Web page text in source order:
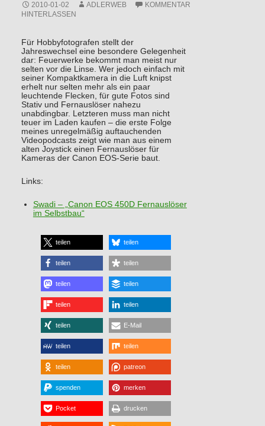
2010-01-02 ADLERWEB
KOMMENTAR
HINTERLASSEN
Für Hobbyfotografen stellt der
Jahreswechsel eine besondere Gelegenheit
dar: Feuerwerke bekommt man meist nur
selten vor die Linse. Wer jedoch einfach mit
seiner Kompaktkamera in die Luft knipst
erhelt nur selten mehr als ein paar
leuchtende Flecken, für gute Fotos sind
Stativ und Fernauslöser nahezu
unabdingbar. Letzteren muss man nicht
teuer im Laden kaufen – die erste Folge
meines unregelmäßig auftauchenden
Videopodcasts zeigt wie man aus einem
alten Joystick einen Fernauslöser für
Kameras der Canon EOS-Serie baut.
Links:
Swadi – „Canon EOS 450D Fernauslöser
im Selbstbau“
teilen teilen
teilen teilen
teilen teilen
teilen teilen
teilen E-Mail
teilen teilen
teilen patreon
spenden merken
Pocket drucken